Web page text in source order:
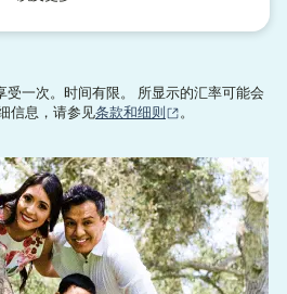
受一次。时间有限。 所显示的汇率可能会
信息，请参见条款和细则 。